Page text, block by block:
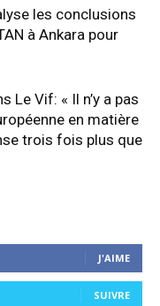
les conclusions
à Ankara pour
Le Vif: « Il n’y a pas
en matière
trois fois plus que
J'AIME
SUIVRE